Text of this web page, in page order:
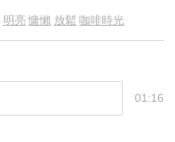
明亮 慵懶 放鬆 咖啡時光
01:16